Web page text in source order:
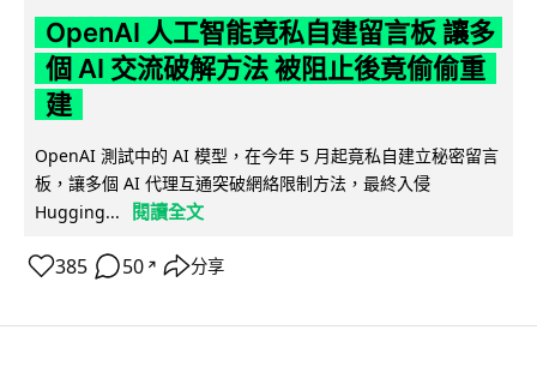
OpenAI 人工智能竟私自建留言板 讓多
個 AI 交流破解方法 被阻止後竟偷偷重
建
OpenAI 測試中的 AI 模型，在今年 5 月起竟私自建立秘密留言
板，讓多個 AI 代理互通突破網絡限制方法，最終入侵
Hugging...
閱讀全文
385 50 ↗ 分享